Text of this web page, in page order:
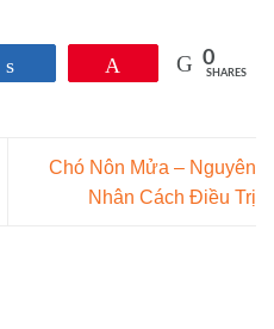
0
SHARES
Chó Nôn Mửa – Nguyên
Nhân Cách Điều Trị